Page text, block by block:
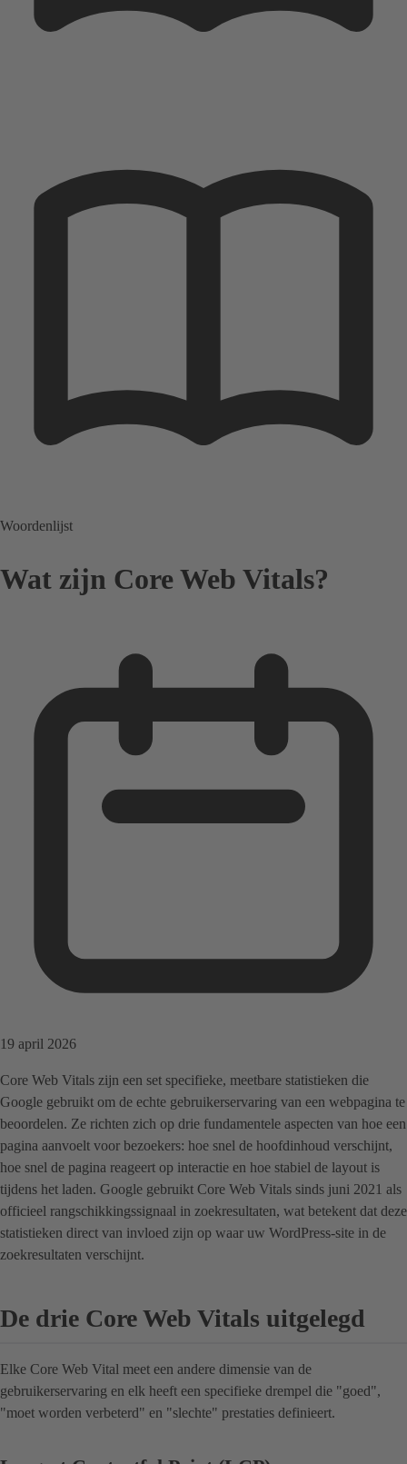
Woordenlijst
Wat zijn Core Web Vitals?
19 april 2026
Core Web Vitals zijn een set specifieke, meetbare statistieken die
Google gebruikt om de echte gebruikerservaring van een webpagina te
beoordelen. Ze richten zich op drie fundamentele aspecten van hoe een
pagina aanvoelt voor bezoekers: hoe snel de hoofdinhoud verschijnt,
hoe snel de pagina reageert op interactie en hoe stabiel de layout is
tijdens het laden. Google gebruikt Core Web Vitals sinds juni 2021 als
officieel rangschikkingssignaal in zoekresultaten, wat betekent dat deze
statistieken direct van invloed zijn op waar uw WordPress-site in de
zoekresultaten verschijnt.
De drie Core Web Vitals uitgelegd
Elke Core Web Vital meet een andere dimensie van de
gebruikerservaring en elk heeft een specifieke drempel die "goed",
"moet worden verbeterd" en "slechte" prestaties definieert.